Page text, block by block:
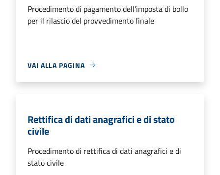
Procedimento di pagamento dell'imposta di bollo
per il rilascio del provvedimento finale
VAI ALLA PAGINA
Rettifica di dati anagrafici e di stato
civile
Procedimento di rettifica di dati anagrafici e di
stato civile